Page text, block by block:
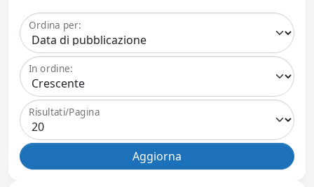
Ordina per:
In ordine:
Risultati/Pagina